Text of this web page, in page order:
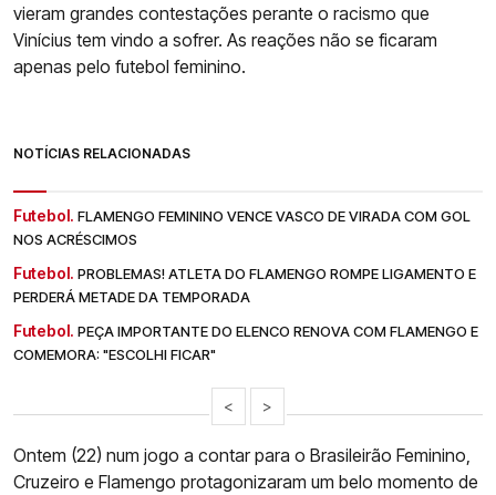
vieram grandes contestações perante o racismo que
Vinícius tem vindo a sofrer. As reações não se ficaram
apenas pelo futebol feminino.
NOTÍCIAS RELACIONADAS
Futebol. FLAMENGO FEMININO VENCE VASCO DE VIRADA COM GOL
NOS ACRÉSCIMOS
Futebol. PROBLEMAS! ATLETA DO FLAMENGO ROMPE LIGAMENTO E
PERDERÁ METADE DA TEMPORADA
Futebol. PEÇA IMPORTANTE DO ELENCO RENOVA COM FLAMENGO E
COMEMORA: "ESCOLHI FICAR"
< >
Ontem (22) num jogo a contar para o Brasileirão Feminino,
Cruzeiro e Flamengo protagonizaram um belo momento de